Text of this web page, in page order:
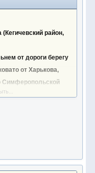
район,
от дороги берегу
от Харькова,
Симферопольской
на Кегичевку,
платная- 150 грн./